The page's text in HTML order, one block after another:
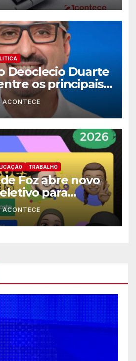
Deoclecio Duarte
os principais
Brasil para
ACONTECE
TRABALHO
Foz abre novo
para
ACONTECE